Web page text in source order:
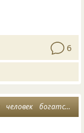
6
человек богатство